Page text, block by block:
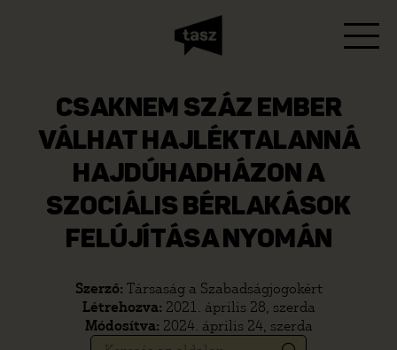
CSAKNEM SZÁZ EMBER
VÁLHAT HAJLÉKTALANNÁ
HAJDÚHADHÁZON A
SZOCIÁLIS BÉRLAKÁSOK
FELÚJÍTÁSA NYOMÁN
Szerző: Társaság a Szabadságjogokért
Létrehozva: 2021. április 28, szerda
Módosítva: 2024. április 24, szerda